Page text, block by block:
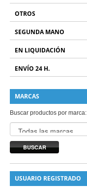
OTROS
SEGUNDA MANO
EN LIQUIDACIÓN
ENVÍO 24 H.
MARCAS
Buscar productos por marca:
BUSCAR
USUARIO REGISTRADO